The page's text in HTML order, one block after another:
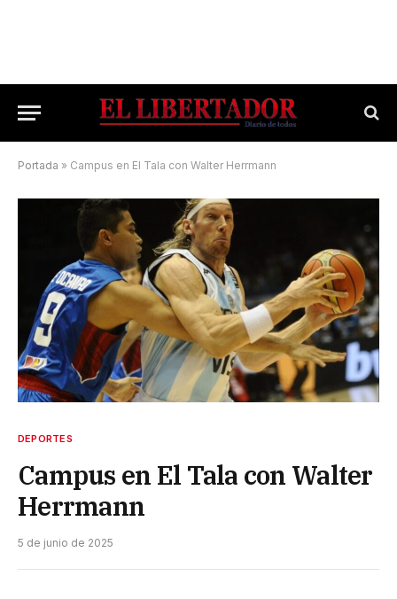
Portada » Campus en El Tala con Walter Herrmann
DEPORTES
Campus en El Tala con Walter
Herrmann
5 de junio de 2025